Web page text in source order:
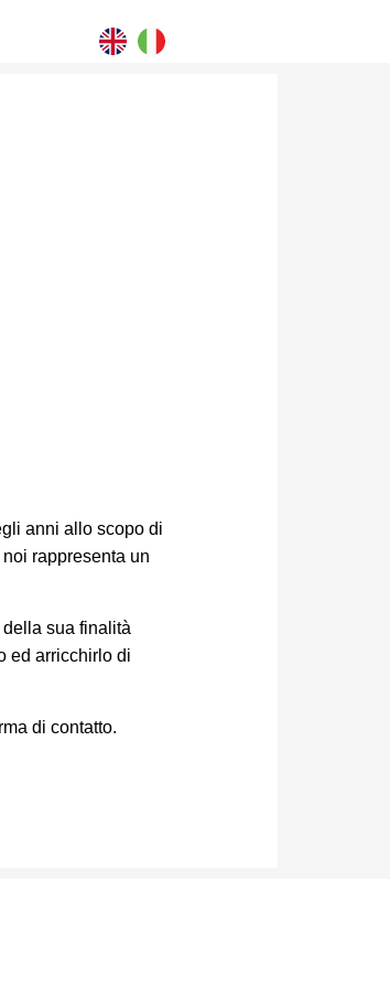
anni allo scopo di
rappresenta un
sua finalità
ed arricchirlo di
di contatto.